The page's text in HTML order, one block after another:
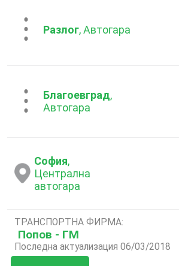
...Разлог, Автогара
...Благоевград,
Автогара
София,
Централна
автогара
ТРАНСПОРТНА ФИРМА:
Попов - ГМ
Последна актуализация 06/03/2018